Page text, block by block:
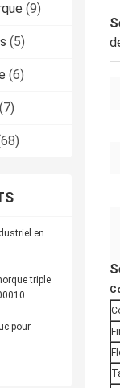
(9)
(5)
(6)
(7)
en
triple
pour